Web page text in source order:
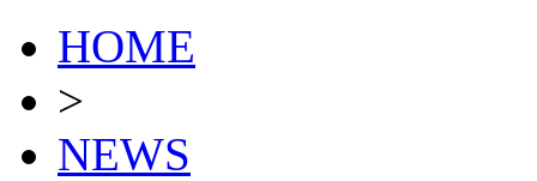
HOME
>
NEWS